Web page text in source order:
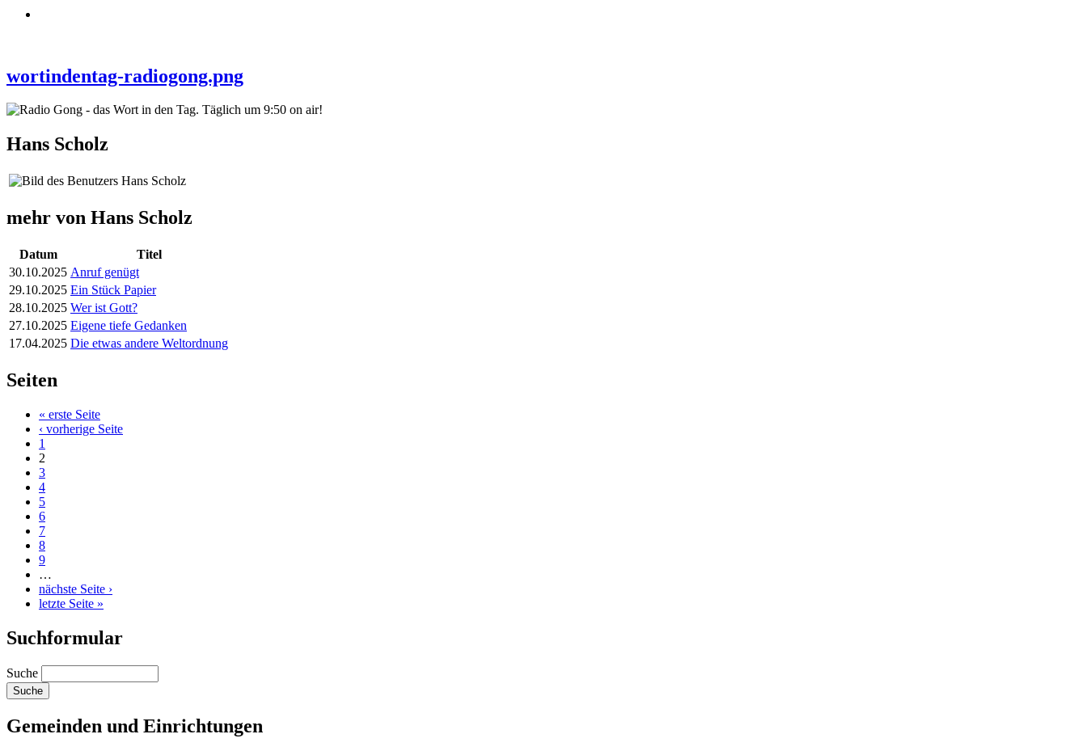
wortindentag-radiogong.png
Hans Scholz
mehr von Hans Scholz
Datum
Titel
30.10.2025 Anruf genügt
29.10.2025 Ein Stück Papier
28.10.2025 Wer ist Gott?
27.10.2025 Eigene tiefe Gedanken
17.04.2025 Die etwas andere Weltordnung
Seiten
« erste Seite
‹ vorherige Seite
1
2
3
4
5
6
7
8
9
…
nächste Seite ›
letzte Seite »
Suchformular
Suche
Gemeinden und Einrichtungen